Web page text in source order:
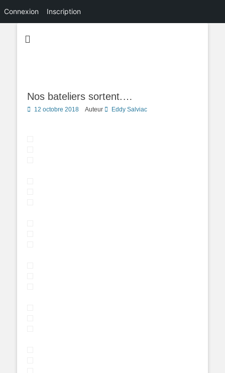
Connexion Inscription
Nos bateliers sortent.…
Posted
12 octobre 2018 Auteur Eddy Salviac